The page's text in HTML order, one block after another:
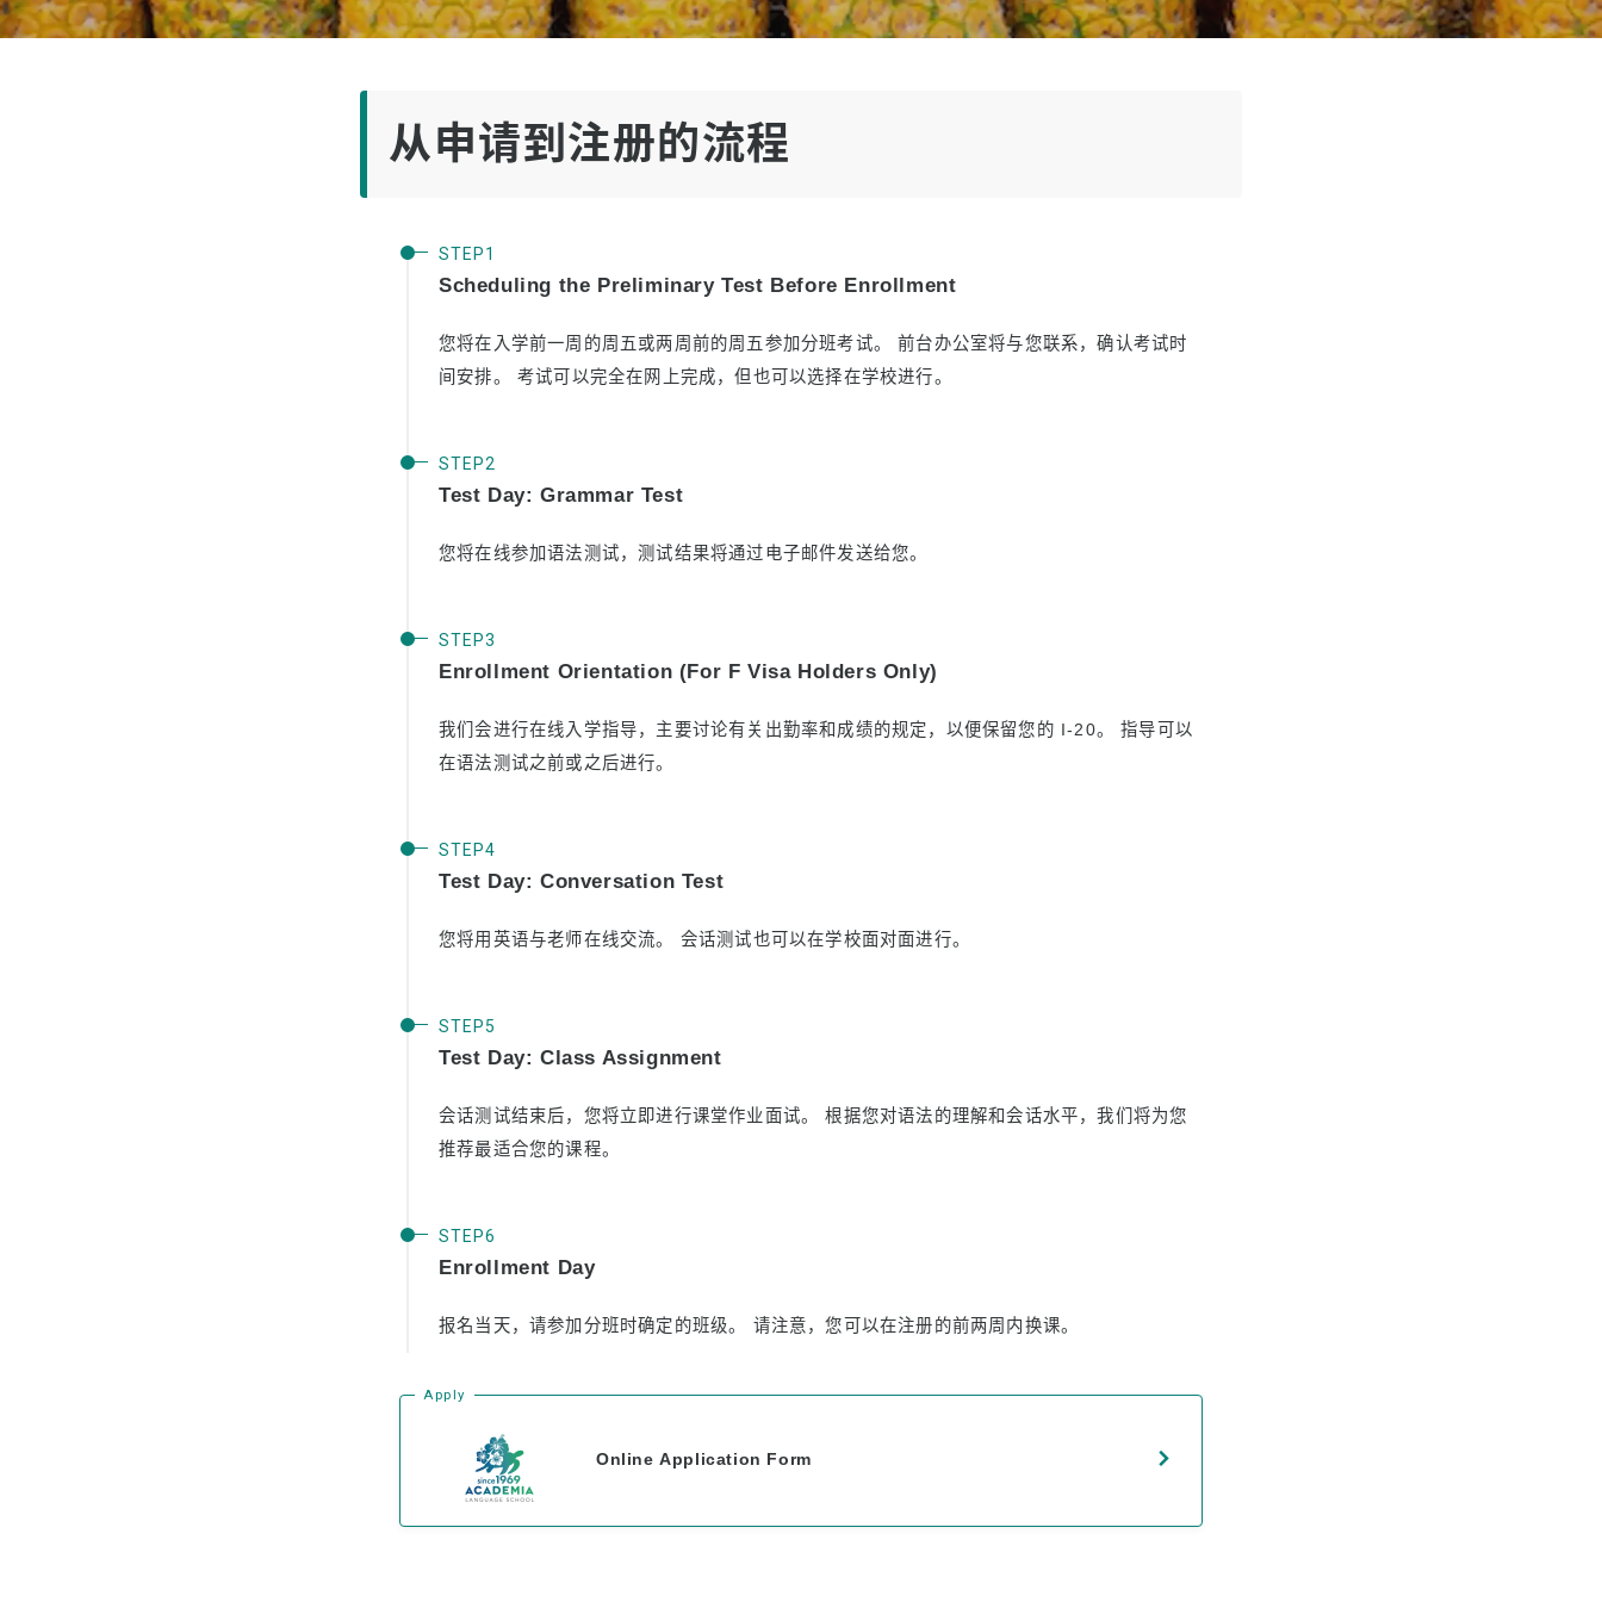
从申请到注册的流程
Scheduling the Preliminary Test Before Enrollment
您将在入学前一周的周五或两周前的周五参加分班考试。 前台办公室将与您联系，确认考试时
间安排。 考试可以完全在网上完成，但也可以选择在学校进行。
Test Day: Grammar Test
您将在线参加语法测试，测试结果将通过电子邮件发送给您。
Enrollment Orientation (For F Visa Holders Only)
我们会进行在线入学指导，主要讨论有关出勤率和成绩的规定，以便保留您的 I-20。 指导可以
在语法测试之前或之后进行。
Test Day: Conversation Test
您将用英语与老师在线交流。 会话测试也可以在学校面对面进行。
Test Day: Class Assignment
会话测试结束后，您将立即进行课堂作业面试。 根据您对语法的理解和会话水平，我们将为您
推荐最适合您的课程。
Enrollment Day
报名当天，请参加分班时确定的班级。 请注意，您可以在注册的前两周内换课。
Apply
Online Application Form